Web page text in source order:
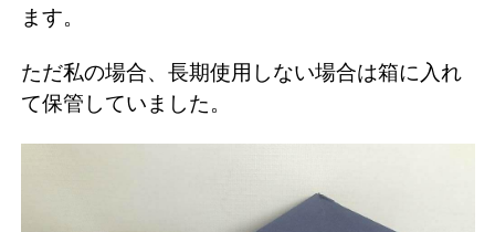
ます。
ただ私の場合、長期使用しない場合は箱に入れ
て保管していました。